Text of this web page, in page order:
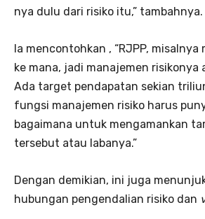
nya dulu dari risiko itu,” tambahnya.
Ia mencontohkan , “RJPP, misalnya
ke mana, jadi manajemen risikonya
Ada target pendapatan sekian
fungsi manajemen risiko harus
bagaimana untuk mengamankan
tersebut atau labanya.”
Dengan demikian, ini juga
hubungan pengendalian risiko dan